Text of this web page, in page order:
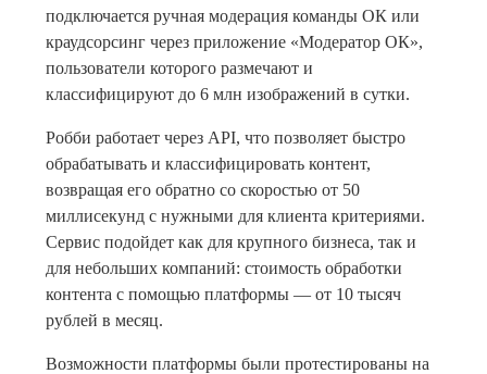
подключается ручная модерация команды ОК или
краудсорсинг через приложение «Модератор ОК»,
пользователи которого размечают и
классифицируют до 6 млн изображений в сутки.
Робби работает через API, что позволяет быстро
обрабатывать и классифицировать контент,
возвращая его обратно со скоростью от 50
миллисекунд с нужными для клиента критериями.
Сервис подойдет как для крупного бизнеса, так и
для небольших компаний: стоимость обработки
контента с помощью платформы — от 10 тысяч
рублей в месяц.
Возможности платформы были протестированы на